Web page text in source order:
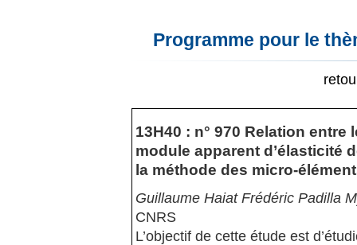
Programme pour le
13H40 : n° 970 Relation
module apparent d’élasticité
la méthode des micro-
Guillaume Haiat Frédéric Padilla
CNRS
L’objectif de cette étude est